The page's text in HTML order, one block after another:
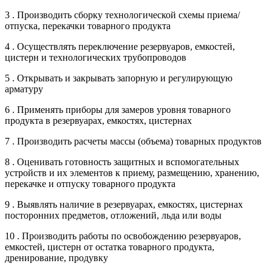
3 . Производить сборку технологической схемы приема/
отпуска, перекачки товарного продукта
4 . Осуществлять переключение резервуаров, емкостей,
цистерн и технологических трубопроводов
5 . Открывать и закрывать запорную и регулирующую
арматуру
6 . Применять приборы для замеров уровня товарного
продукта в резервуарах, емкостях, цистернах
7 . Производить расчеты массы (объема) товарных продуктов
8 . Оценивать готовность защитных и вспомогательных
устройств и их элементов к приему, размещению, хранению,
перекачке и отпуску товарного продукта
9 . Выявлять наличие в резервуарах, емкостях, цистернах
посторонних предметов, отложений, льда или воды
10 . Производить работы по освобождению резервуаров,
емкостей, цистерн от остатка товарного продукта,
дренирование, продувку